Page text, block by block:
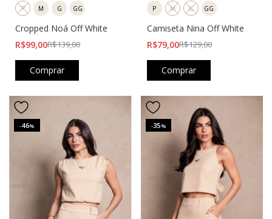
P M G GG
Cropped Noá Off White
R$99,00R$139,00
Comprar
P M G GG
Camiseta Nina Off White
R$79,00R$129,00
Comprar
-46% -35%